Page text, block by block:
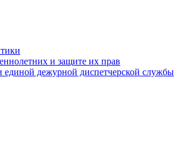
и защите их прав
дежурной диспетчерской службы